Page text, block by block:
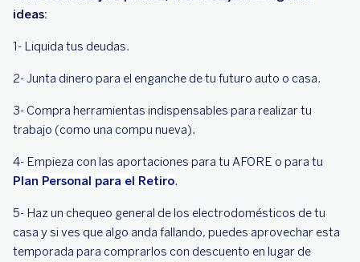
ideas:
1- Liquida tus deudas.
2- Junta dinero para el enganche de tu futuro auto o casa.
3- Compra herramientas indispensables para realizar tu
trabajo (como una compu nueva).
4- Empieza con las aportaciones para tu AFORE o para tu
Plan Personal para el Retiro.
5- Haz un chequeo general de los electrodomésticos de tu
casa y si ves que algo anda fallando, puedes aprovechar esta
temporada para comprarlos con descuento en lugar de